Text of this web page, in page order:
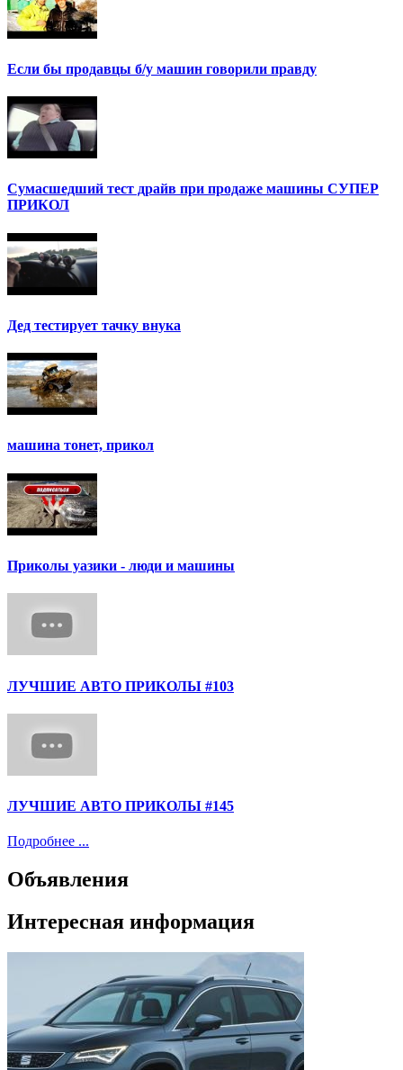
Если бы продавцы б/у машин говорили правду
Сумасшедший тест драйв при продаже машины СУПЕР
ПРИКОЛ
Дед тестирует тачку внука
машина тонет, прикол
Приколы уазики - люди и машины
ЛУЧШИЕ АВТО ПРИКОЛЫ #103
ЛУЧШИЕ АВТО ПРИКОЛЫ #145
Подробнее ...
Объявления
Интересная информация